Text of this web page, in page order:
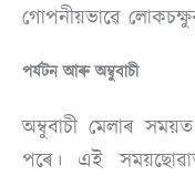
গোপনীয়ভাৱে
পৰ্যটন আৰু অম্বুবাচী
অম্বুবাচী মেলাৰ
পৰে। এই